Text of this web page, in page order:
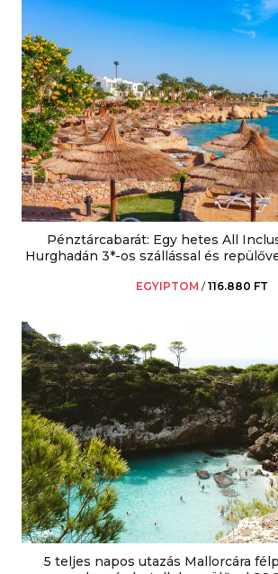
Pénztárcabarát: Egy hetes All
Hurghadán 3*-os szállással és
EGYIPTOM /116.880 FT
5 teljes napos utazás Mallorcára